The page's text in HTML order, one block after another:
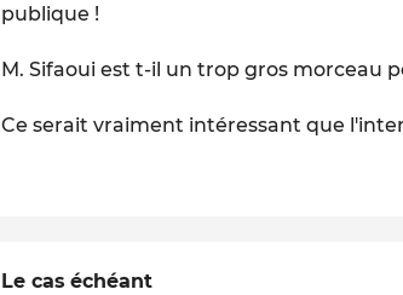
publique !
M. Sifaoui est t-il un trop gros morceau
Ce serait vraiment intéressant que
Le cas échéant